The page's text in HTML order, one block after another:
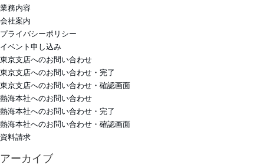
業務内容
会社案内
プライバシーポリシー
イベント申し込み
東京支店へのお問い合わせ
東京支店へのお問い合わせ・完了
東京支店へのお問い合わせ・確認画面
熱海本社へのお問い合わせ
熱海本社へのお問い合わせ・完了
熱海本社へのお問い合わせ・確認画面
資料請求
アーカイブ